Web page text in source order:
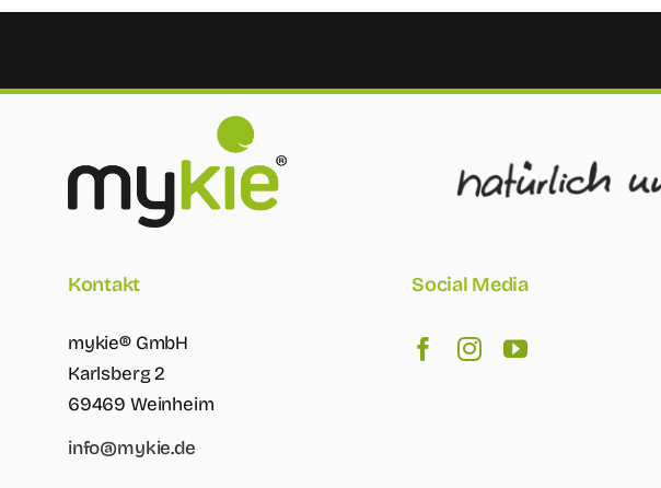
Kontakt
mykie® GmbH
Karlsberg 2
69469 Weinheim
info@mykie.de
Social Media